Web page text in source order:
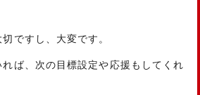
ですし、大変です。
れば、次の目標設定や応援もしてくれ